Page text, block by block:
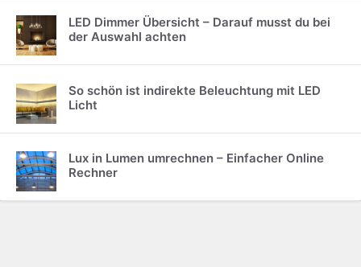
LED Dimmer Übersicht – Darauf musst du bei
der Auswahl achten
So schön ist indirekte Beleuchtung mit LED
Licht
Lux in Lumen umrechnen – Einfacher Online
Rechner